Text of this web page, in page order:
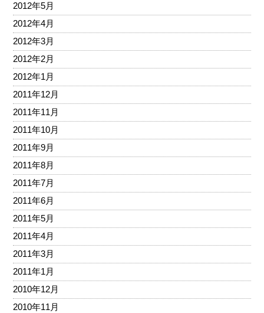
2012年5月
2012年4月
2012年3月
2012年2月
2012年1月
2011年12月
2011年11月
2011年10月
2011年9月
2011年8月
2011年7月
2011年6月
2011年5月
2011年4月
2011年3月
2011年1月
2010年12月
2010年11月